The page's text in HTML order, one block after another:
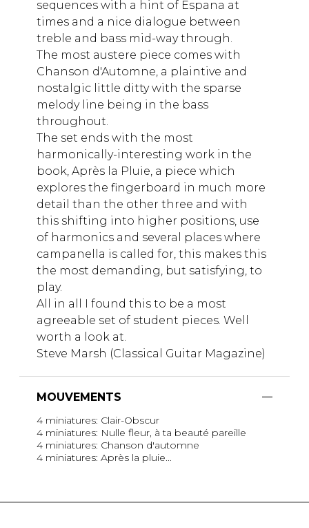
sequences with a hint of Espana at
times and a nice dialogue between
treble and bass mid-way through.
The most austere piece comes with
Chanson d'Automne, a plaintive and
nostalgic little ditty with the sparse
melody line being in the bass
throughout.
The set ends with the most
harmonically-interesting work in the
book, Après la Pluie, a piece which
explores the fingerboard in much more
detail than the other three and with
this shifting into higher positions, use
of harmonics and several places where
campanella is called for, this makes this
the most demanding, but satisfying, to
play.
All in all I found this to be a most
agreeable set of student pieces. Well
worth a look at.
Steve Marsh (Classical Guitar Magazine)
MOUVEMENTS
4 miniatures: Clair-Obscur
4 miniatures: Nulle fleur, à ta beauté pareille
4 miniatures: Chanson d'automne
4 miniatures: Après la pluie...